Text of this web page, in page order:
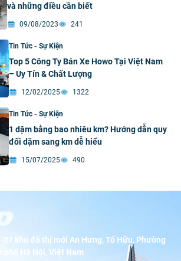
và những điều cần biết
09/08/2023 241
Tin Tức - Sự Kiện
Top 5 Công Ty Bán Xe Howo Tại Việt Nam
– Uy Tín & Chất Lượng
12/02/2025 1322
Tin Tức - Sự Kiện
1 dặm bằng bao nhiêu km? Hướng dẫn quy
đổi dặm sang km dễ hiểu
15/07/2025 490
07 khu đô thị mới An Hưng, Tố Hữu, Phường
phố Hà Nội, Việt Nam